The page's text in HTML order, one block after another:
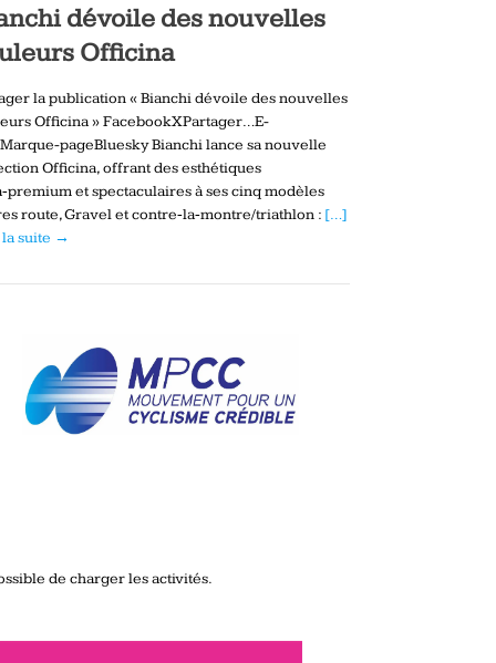
dévoile des nouvelles
Officina
la publication « Bianchi dévoile des nouvelles
Officina » FacebookXPartager…E-
pageBluesky Bianchi lance sa nouvelle
Officina, offrant des esthétiques
et spectaculaires à ses cinq modèles
route, Gravel et contre‑la‑montre/triathlon : […]
suite →
de charger les activités.